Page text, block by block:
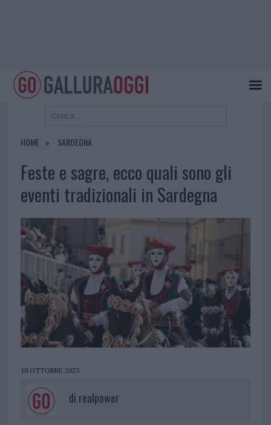
HOME SARDEGNA
Feste e sagre, ecco quali sono gli
eventi tradizionali in Sardegna
10 OTTOBRE 2023
di realpower